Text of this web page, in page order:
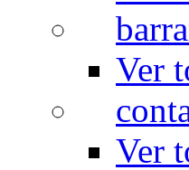
Ver
Ver